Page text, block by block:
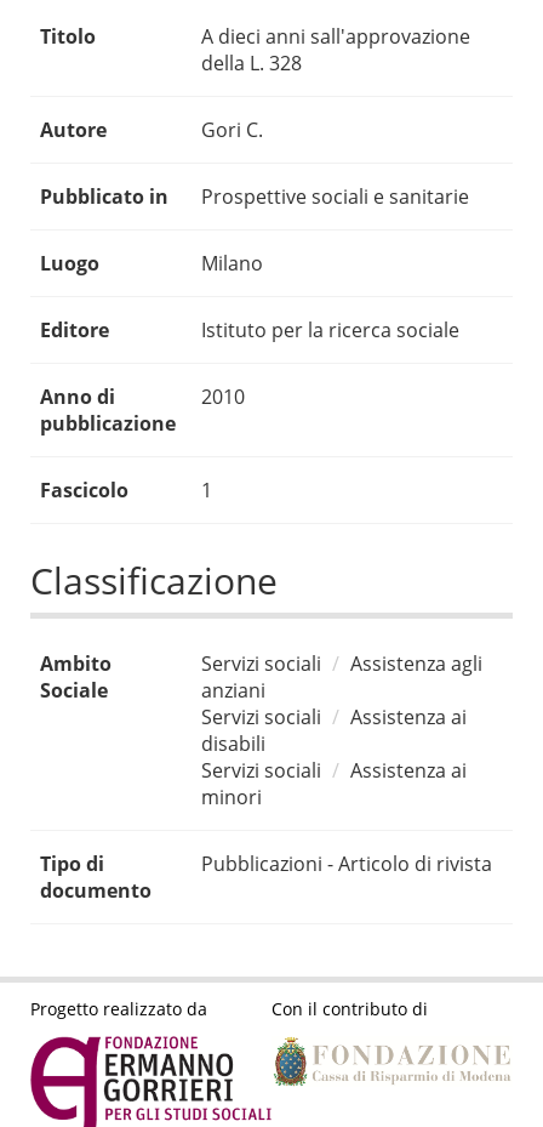
Titolo
A dieci anni sall'approvazione
della L. 328
Autore Gori C.
Pubblicato in Prospettive sociali e sanitarie
Luogo Milano
Editore Istituto per la ricerca sociale
Anno di
pubblicazione
2010
Fascicolo 1
Classificazione
Ambito
Sociale
Servizi sociali
Assistenza agli
anziani
Servizi sociali
Assistenza ai
disabili
Servizi sociali
Assistenza ai
minori
Tipo di
documento
Pubblicazioni - Articolo di rivista
Progetto realizzato da Con il contributo di